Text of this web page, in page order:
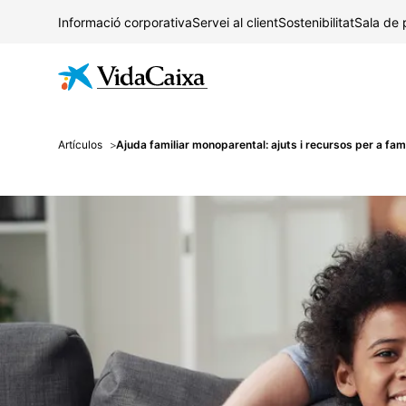
Informació corporativaServei al clientSostenibilitatSala de
Artículos Ajuda familiar monoparental: ajuts i recursos per a